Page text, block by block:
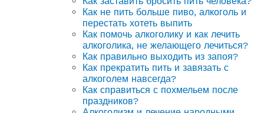
Как не пить больше пиво, алкоголь и
перестать хотеть выпить
Как помочь алкоголику и как лечить
алкоголика, не желающего лечиться?
Как правильно выходить из запоя?
Как прекратить пить и завязать с
алкоголем навсегда?
Как справиться с похмельем после
праздников?